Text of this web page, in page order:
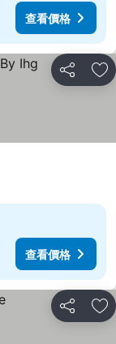
查看價格
分享 放
查看價格
分享 放